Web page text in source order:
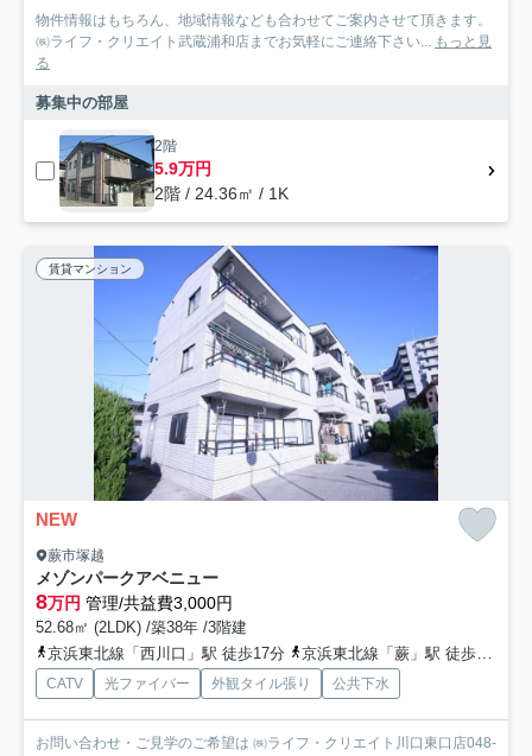
物件情報はもちろん、地域情報なども合わせてご案内させて頂きます。
㈱ライフ・クリエイト武蔵浦和店までお気軽にご連絡下さい... もっと見
る
募集中の部屋
2階
5.9万円
2階 / 24.36㎡ / 1K
賃貸マンション
NEW
蕨市塚越
メゾンパークアベニュー
8万円 管理/共益費3,000円
52.68㎡ (2LDK) /築38年 /3階建
京浜東北線「西川口」駅 徒歩17分
京浜東北線「蕨」駅 徒歩25分
CATV 光ファイバー 外観タイル張り 公共下水
お問い合わせ・ご見学のご希望は ㈱ライフ・クリエイト川口東口店048-